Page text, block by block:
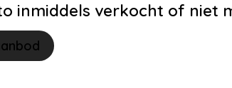
inmiddels verkocht of niet